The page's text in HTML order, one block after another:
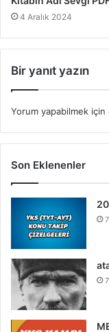
4 Aralık 2024
Bir yanıt yazın
Yorum yapabilmek için
Son Eklenenler